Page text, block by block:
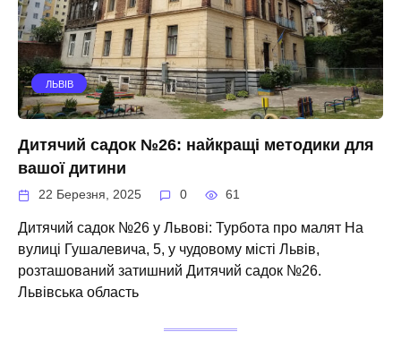
ЛЬВІВ
Дитячий садок №26: найкращі методики для
вашої дитини
22 Березня, 2025 0 61
Дитячий садок №26 у Львові: Турбота про малят На
вулиці Гушалевича, 5, у чудовому місті Львів,
розташований затишний Дитячий садок №26.
Львівська область